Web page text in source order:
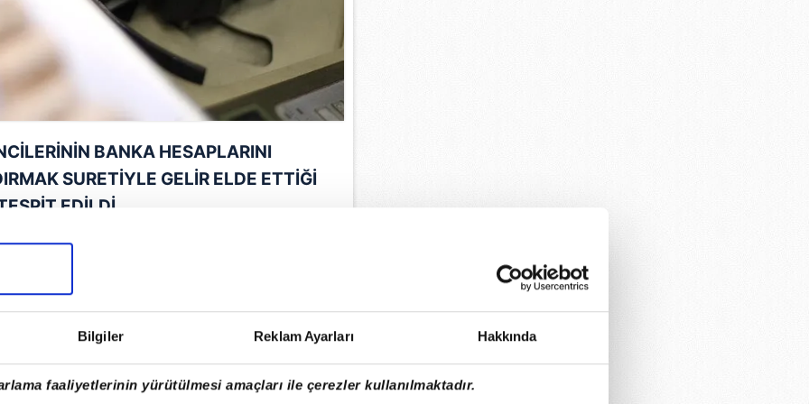
Bilgiler Reklam Ayarları Hakkında
faaliyetlerinin yürütülmesi amaçları ile çerezler kullanılmaktadır.
BANKA HESAPLARINI
SURETİYLE GELİR ELDE ETTİĞİ
EDİLDİ
(YÖK), banka hesaplarının yasa dışı
karşılaşabilecekleri tehlikeler
amacıyla Mali Suçları
göre, Kurul, son dönemde özellikle
banka hesaplarını başkalarına